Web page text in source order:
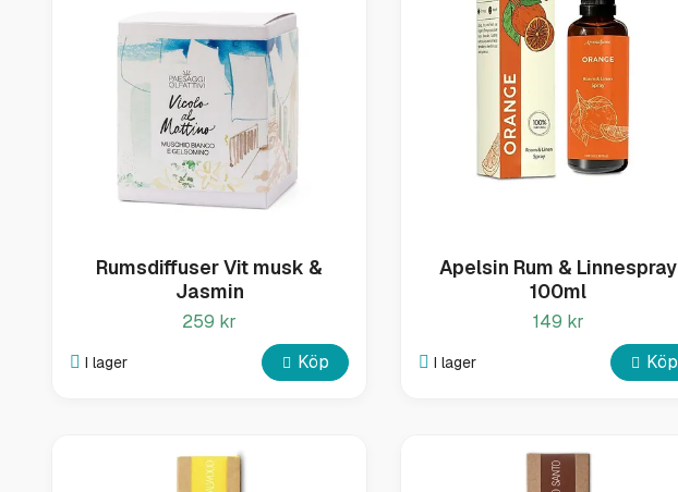
Rumsdiffuser Vit musk &
Jasmin
259 kr
I lager Köp
Apelsin Rum & Linnespray
100ml
149 kr
I lager Köp